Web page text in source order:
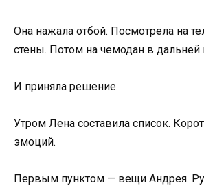
Она нажала отбой. Посмотрела на
стены. Потом на чемодан в дальней
И приняла решение.
Утром Лена составила список.
эмоций.
Первым пунктом — вещи Андрея.